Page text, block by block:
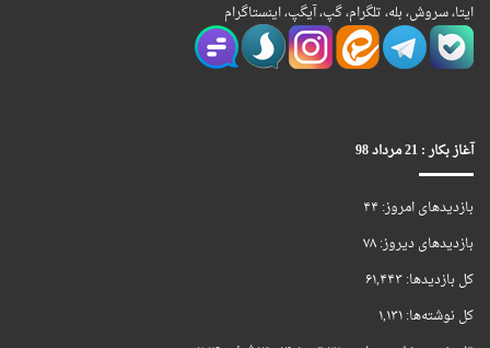
ایتا، سروش، بله، تلگرام، گپ، آیگپ، اینستاگرام
آغاز بکار : 21 مرداد 98
بازدیدهای امروز: ۴۴
بازدیدهای دیروز:۷۸
کل بازدیدها:۶۱,۴۴۳
کل نوشته‌ها:۱,۱۳۱